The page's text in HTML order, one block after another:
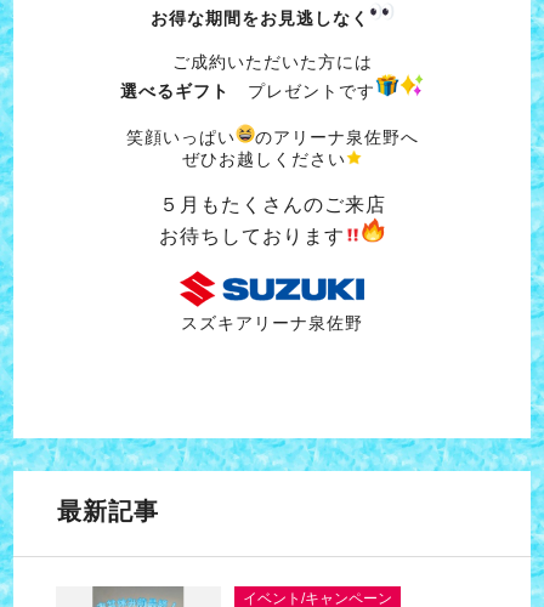
お得な期間をお見逃しなく
ご成約いただいた方には
選べるギフト
プレゼントです
笑顔いっぱい
のアリーナ泉佐野へ
ぜひお越しください
５月もたくさんのご来店
お待ちしております
スズキアリーナ泉佐野
最新記事
イベント/キャンペーン